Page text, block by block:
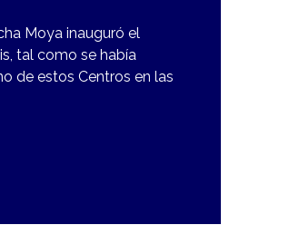
Moya inauguró el
tal como se había
de estos Centros en las